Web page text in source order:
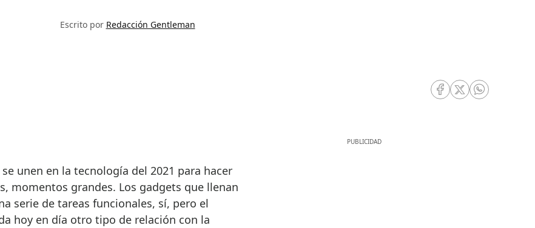
Escrito por Redacción Gentleman
RRSS Facebook
RRSS Twitter
RRSS
momentos grandes. Los gadgets que llenan
serie de tareas funcionales, sí, pero el
hoy en día otro tipo de relación con la